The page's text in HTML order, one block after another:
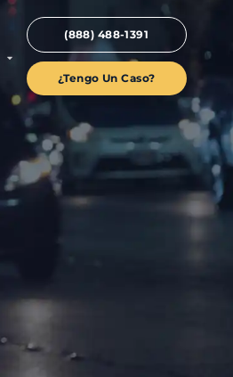
(888) 488-1391
¿Tengo Un Caso?